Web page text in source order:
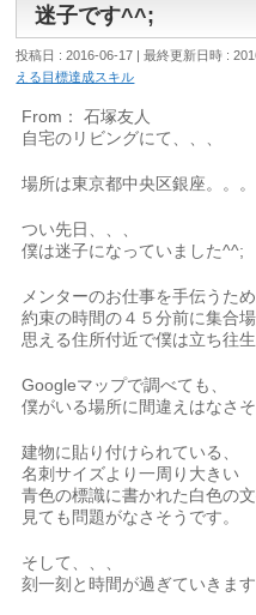
迷子です^^;
投稿日 : 2016-06-17 最終更新日時 :
える目標達成スキル
From： 石塚友人
自宅のリビングにて、、、
場所は東京都中央区銀座。。。
つい先日、、、
僕は迷子になっていました^^;
メンターのお仕事を手伝うため
約束の時間の４５分前に集合
思える住所付近で僕は立ち往
Googleマップで調べても、
僕がいる場所に間違えはなさそ
建物に貼り付けられている、
名刺サイズより一周り大きい
青色の標識に書かれた白色の
見ても問題がなさそうです。
そして、、、
刻一刻と時間が過ぎていきます